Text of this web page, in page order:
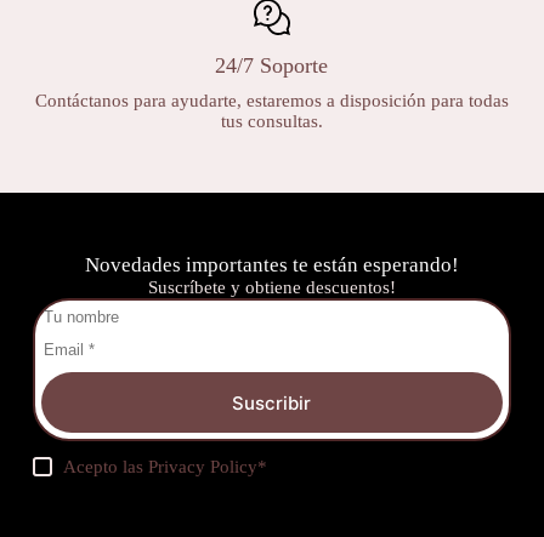
24/7 Soporte
Contáctanos para ayudarte, estaremos a disposición para todas
tus consultas.
Novedades importantes te están esperando!
Suscríbete y obtiene descuentos!
Suscribir
Acepto lasPrivacy Policy*